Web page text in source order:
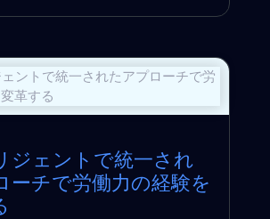
ジェントで統一され
ーチで労働力の経験を